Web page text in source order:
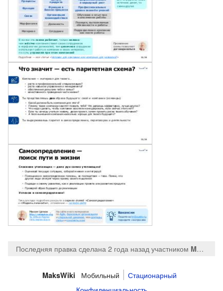
Последняя правка сделана 2 года назадучастником MaksTsepkov
MaksWiki Мобильный
Стационарный